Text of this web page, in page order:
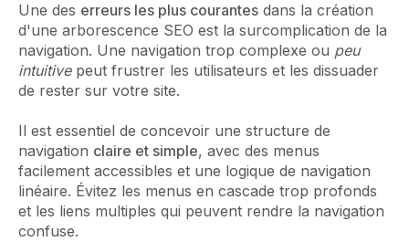
Une des erreurs les plus courantes dans la création
d'une arborescence SEO est la surcomplication de la
navigation. Une navigation trop complexe ou peu
intuitivepeut frustrer les utilisateurs et les dissuader
de rester sur votre site.
Il est essentiel de concevoir une structure de
navigation claire et simple, avec des menus
facilement accessibles et une logique de navigation
linéaire. Évitez les menus en cascade trop profonds
et les liens multiples qui peuvent rendre la navigation
confuse.